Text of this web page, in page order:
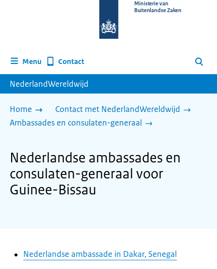
homepage
Ministerie van
Buitenlandse Zaken
Menu Contact Zoeken
NederlandWereldwijd
Home
Contact met NederlandWereldwijd
Ambassades en consulaten-generaal
Nederlandse ambassades en
consulaten-generaal voor
Guinee-Bissau
Nederlandse ambassade in Dakar, Senegal